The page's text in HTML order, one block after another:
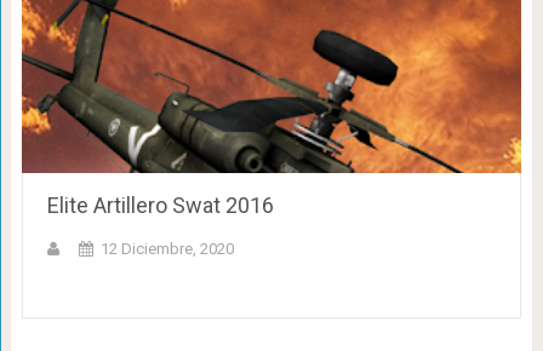
Elite Artillero Swat 2016
12 Diciembre, 2020